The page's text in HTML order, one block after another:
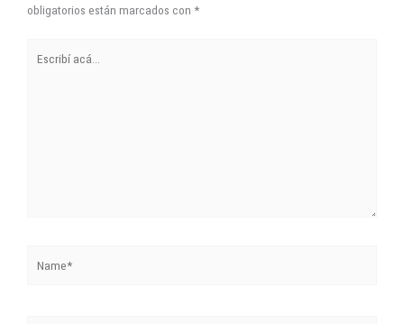
obligatorios están marcados con *